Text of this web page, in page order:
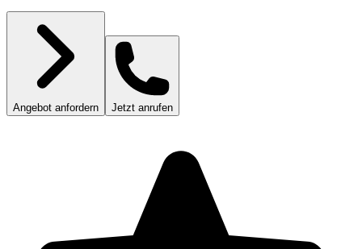
Angebot anfordern Jetzt anrufen